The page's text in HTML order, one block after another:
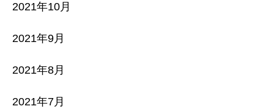
2021年10月
2021年9月
2021年8月
2021年7月